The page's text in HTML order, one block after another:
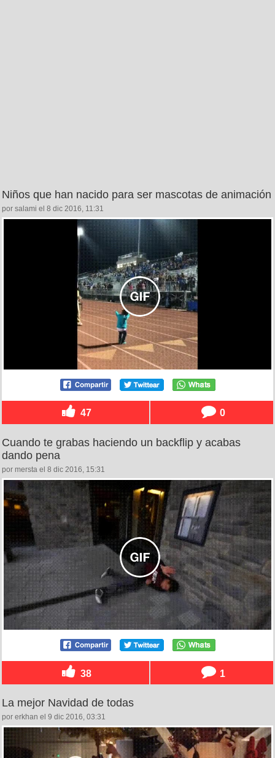
Niños que han nacido para ser mascotas de animación
por salami el 8 dic 2016, 11:31
47 0
Cuando te grabas haciendo un backflip y acabas
dando pena
por mersta el 8 dic 2016, 15:31
38 1
La mejor Navidad de todas
por erkhan el 9 dic 2016, 03:31